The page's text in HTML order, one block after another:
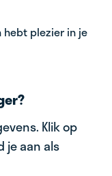
plezier in je
Klik op
je aan als